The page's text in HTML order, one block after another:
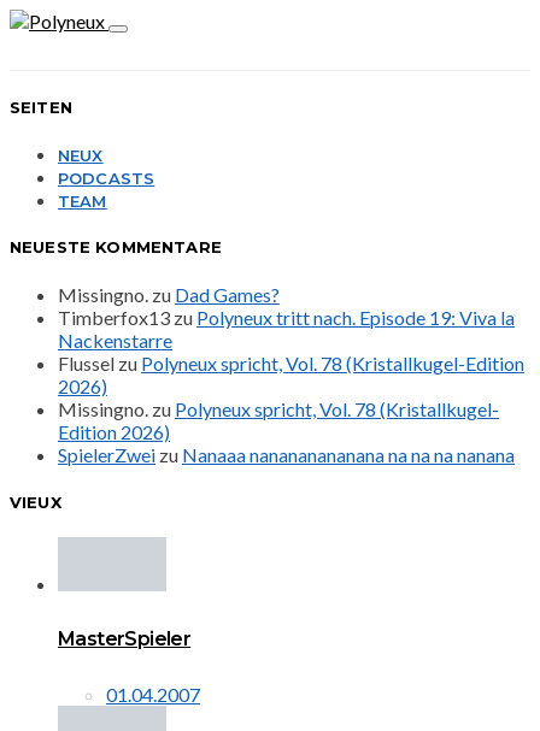
SEITEN
NEUX
PODCASTS
TEAM
NEUESTE KOMMENTARE
Missingno. zu Dad Games?
Timberfox13 zu Polyneux tritt nach. Episode 19: Viva la
Nackenstarre
Flussel zu Polyneux spricht, Vol. 78 (Kristallkugel-Edition
2026)
Missingno. zu Polyneux spricht, Vol. 78 (Kristallkugel-
Edition 2026)
SpielerZwei zu Nanaaa nanananananana na na na nanana
VIEUX
MasterSpieler
01.04.2007